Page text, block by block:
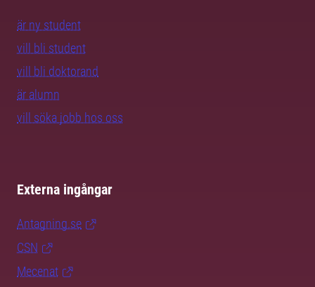
är ny student
vill bli student
vill bli doktorand
är alumn
vill söka jobb hos oss
Externa ingångar
Antagning.se
CSN
Mecenat